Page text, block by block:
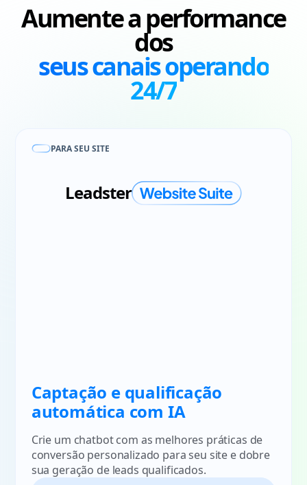
Aumente a performance
dos
seus canaisoperando
24/7
PARA SEU SITE
Leadster
Captação e qualificação
automática com IA
Crie um chatbot com as melhores práticas de
conversão personalizado para seu site e dobre
sua geração de leads qualificados.